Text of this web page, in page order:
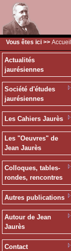
Vous êtes ici >> Accueil
Actualités
jaurésiennes
Société d'études
jaurésiennes
Les Cahiers Jaurès
Les "Oeuvres" de
Jean Jaurès
Colloques, tables-
rondes, rencontres
Autres publications
Autour de Jean
Jaurès
Contact